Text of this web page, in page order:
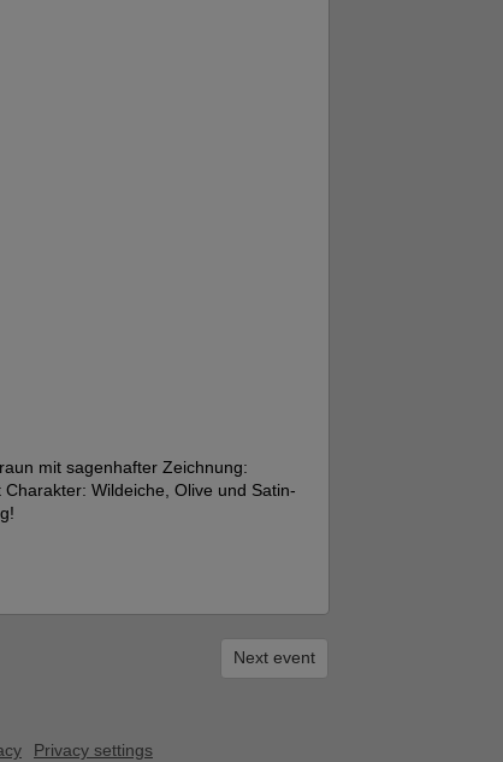
mit sagenhafter Zeichnung:
Wildeiche, Olive und Satin-
Next event
Privacy settings